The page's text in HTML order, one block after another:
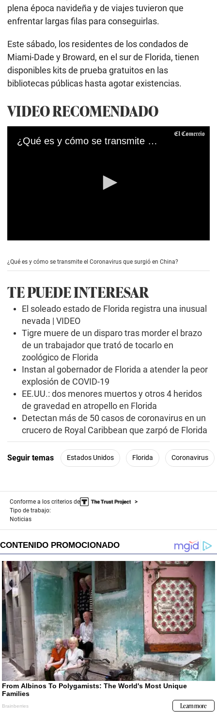
plena época navideña y de viajes tuvieron que
enfrentar largas filas para conseguirlas.
Este sábado, los residentes de los condados de
Miami-Dade y Broward, en el sur de Florida, tienen
disponibles kits de prueba gratuitos en las
bibliotecas públicas hasta agotar existencias.
VIDEO RECOMENDADO
¿Qué es y cómo se transmite el Coronavirus que surgió en China?
e
c
d
s
¿Qué es y cómo se transmite el Coronavirus que surgió en China?
TE PUEDE INTERESAR
El soleado estado de Florida registra una inusual
nevada | VIDEO
Tigre muere de un disparo tras morder el brazo
de un trabajador que trató de tocarlo en
zoológico de Florida
Instan al gobernador de Florida a atender la peor
explosión de COVID-19
EE.UU.: dos menores muertos y otros 4 heridos
de gravedad en atropello en Florida
Detectan más de 50 casos de coronavirus en un
crucero de Royal Caribbean que zarpó de Florida
Seguir temas Estados Unidos Florida Coronavirus
Conforme a los criterios de
Tipo de trabajo:
Noticias